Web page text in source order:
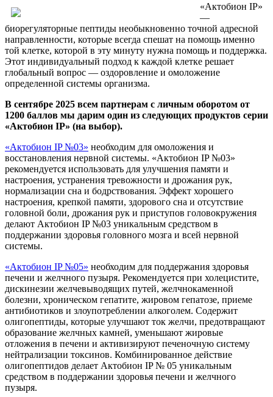
«Актобион IP»
—
биорегуляторные пептиды необыкновенно точной адресной
направленности, которые всегда спешат на помощь именно
той клетке, которой в эту минуту нужна помощь и поддержка.
Этот индивидуальный подход к каждой клетке решает
глобальный вопрос — оздоровление и омоложение
определенной системы организма.
В сентябре 2025 всем партнерам с личным оборотом от
1200 баллов мы дарим один из следующих продуктов серии
«Актобион IP» (на выбор).
«Актобион IP №03» необходим для омоложения и
восстановления нервной системы. «Актобион IP №03»
рекомендуется использовать для улучшения памяти и
настроения, устранения тревожности и дрожания рук,
нормализации сна и бодрствования. Эффект хорошего
настроения, крепкой памяти, здорового сна и отсутствие
головной боли, дрожания рук и приступов головокружения
делают Актобион IP №03 уникальным средством в
поддержании здоровья головного мозга и всей нервной
системы.
«Актобион IP №05» необходим для поддержания здоровья
печени и желчного пузыря. Рекомендуется при холецистите,
дискинезии желчевыводящих путей, желчнокаменной
болезни, хроническом гепатите, жировом гепатозе, приеме
антибиотиков и злоупотреблении алкоголем. Содержит
олигопептиды, которые улучшают ток желчи, предотвращают
образование желчных камней, уменьшают жировые
отложения в печени и активизируют печеночную систему
нейтрализации токсинов. Комбинированное действие
олигопептидов делает Актобион IP № 05 уникальным
средством в поддержании здоровья печени и желчного
пузыря.